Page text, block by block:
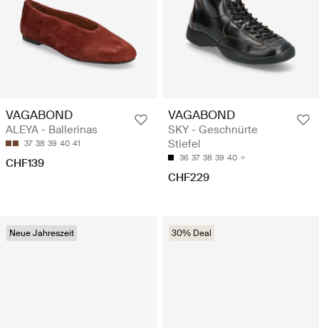
VAGABOND
ALEYA - Ballerinas
37 38 39 40 41
CHF139
VAGABOND
SKY - Geschnürte
Stiefel
36 37 38 39 40
CHF229
Neue Jahreszeit 30% Deal